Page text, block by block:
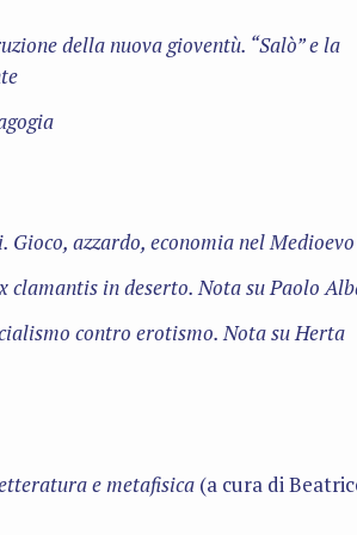
della nuova gioventù. “Salò” e la
azzardo, economia nel Medioevo
clamantis in deserto. Nota su Paolo
contro erotismo. Nota su Herta
e metafisica (a cura di